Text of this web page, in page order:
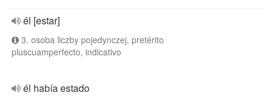
él [estar]
3. osoba liczby pojedynczej, pretérito
pluscuamperfecto, indicativo
él había estado